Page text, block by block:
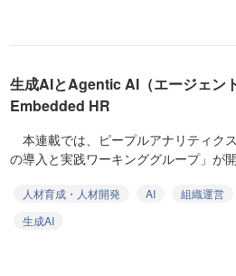
生成AIとAgentic AI（エージェン
Embedded HR
本連載では、ピープルアナリティク
の導入と実践ワーキンググループ」が
人材育成・人材開発 AI 組織運営
生成AI